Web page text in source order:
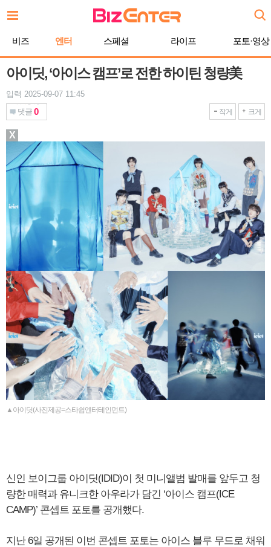
문
비즈 엔터 스페셜 라이프 포토·영상
아이딧, ‘아이스 캠프’로 전한 하이틴 청량美
입력 2025-09-07 11:45
댓글 0 작게 크게
▲아이딧(사진제공=스타쉽엔터테인먼트)
신인 보이그룹 아이딧(IDID)이 첫 미니앨범 발매를 앞두고 청
량한 매력과 유니크한 아우라가 담긴 ‘아이스 캠프(ICE
CAMP)’ 콘셉트 포토를 공개했다.
지난 6일 공개된 이번 콘셉트 포토는 아이스 블루 무드로 채워
X